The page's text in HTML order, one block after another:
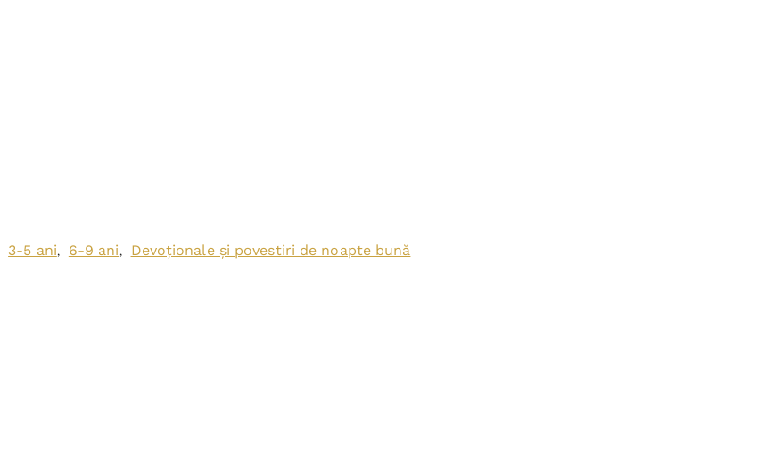
3-5 ani, 6-9 ani, Devoționale și povestiri de noapte bună